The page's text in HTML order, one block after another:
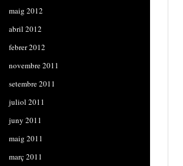
maig 2012
abril 2012
febrer 2012
novembre 2011
setembre 2011
juliol 2011
juny 2011
maig 2011
març 2011